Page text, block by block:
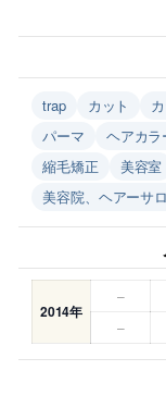
trap カット
パーマ
ヘアカラ
縮毛矯正
美容室
美容院、ヘアーサ
2014年
–
–